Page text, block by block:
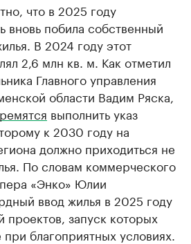
что в 2025 году
вновь побила собственный
В 2024 году этот
2,6 млн кв. м. Как отметил
Главного управления
области Вадим Ряска,
выполнить указ
к 2030 году на
должно приходиться не
По словам коммерческого
«Энко» Юлии
ввод жилья в 2025 году
проектов, запуск которых
благоприятных условиях.